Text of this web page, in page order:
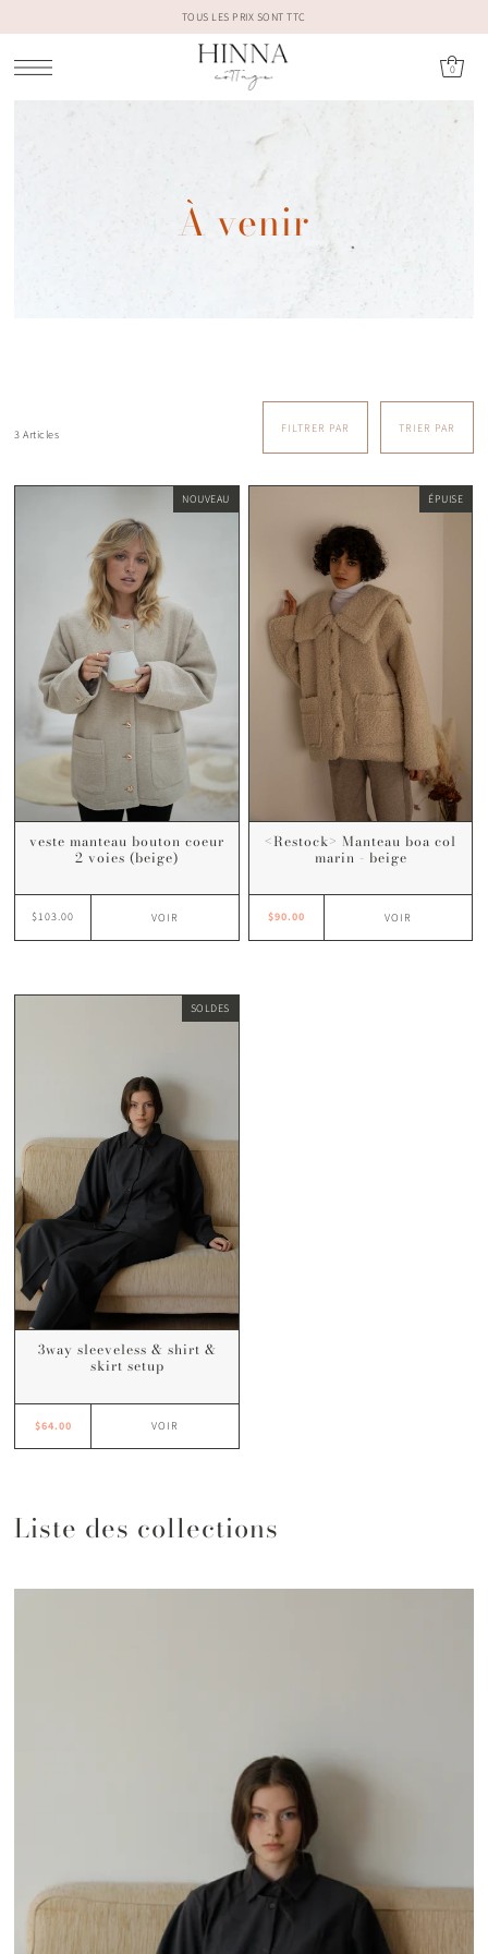
TOUS LES PRIX SONT TTC
0
À venir
3 Articles
FILTRER PAR TRIER PAR
NOUVEAU
veste manteau bouton coeur
2 voies (beige)
$103.00 VOIR
ÉPUISE
<Restock> Manteau boa col
marin - beige
$90.00 VOIR
SOLDES
3way sleeveless & shirt &
skirt setup
$64.00 VOIR
Liste des collections